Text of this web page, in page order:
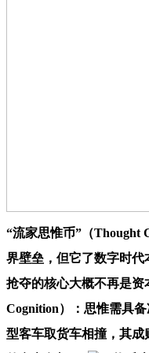
“流家思惟币”（Thought
界壁垒，但它了数字时
抢夺的核心大概不再是
Cognition）：思惟需具
型客车取货车相撞，其